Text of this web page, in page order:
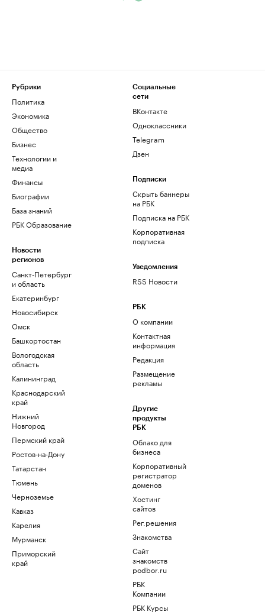
Рубрики
Политика
Экономика
Общество
Бизнес
Технологии и
медиа
Финансы
Биографии
База знаний
РБК Образование
Новости
регионов
Санкт-Петербург
и область
Екатеринбург
Новосибирск
Омск
Башкортостан
Вологодская
область
Калининград
Краснодарский
край
Нижний
Новгород
Пермский край
Ростов-на-Дону
Татарстан
Тюмень
Черноземье
Кавказ
Карелия
Мурманск
Приморский
край
Социальные
сети
ВКонтакте
Одноклассники
Telegram
Дзен
Подписки
Скрыть баннеры
на РБК
Подписка на РБК
Корпоративная
подписка
Уведомления
RSS Новости
РБК
О компании
Контактная
информация
Редакция
Размещение
рекламы
Другие
продукты
РБК
Облако для
бизнеса
Корпоративный
регистратор
доменов
Хостинг
сайтов
Рег.решения
Знакомства
Сайт
знакомств
podbor.ru
РБК
Компании
РБК Курсы